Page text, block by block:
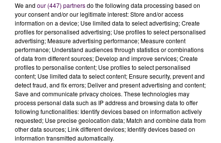
We and our (447) partnersdo the following data processing based on
your consent and/or our legitimate interest: Store and/or access
information on a device; Use limited data to select advertising; Create
profiles for personalised advertising; Use profiles to select personalised
advertising; Measure advertising performance; Measure content
performance; Understand audiences through statistics or combinations
of data from different sources; Develop and improve services; Create
profiles to personalise content; Use profiles to select personalised
content; Use limited data to select content; Ensure security, prevent and
detect fraud, and fix errors; Deliver and present advertising and content;
Save and communicate privacy choices. These technologies may
process personal data such as IP address and browsing data to offer
following functionalities: Identify devices based on information actively
requested; Use precise geolocation data; Match and combine data from
other data sources; Link different devices; Identify devices based on
information transmitted automatically.